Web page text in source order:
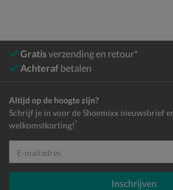
Gratisverzending en retour*
Achteraf betalen
Altijd op de hoogte zijn?
Schrijf je in voor de Shoemixx nieuwsbrief
welkomstkorting! *
E-mailadres
Inschrijven